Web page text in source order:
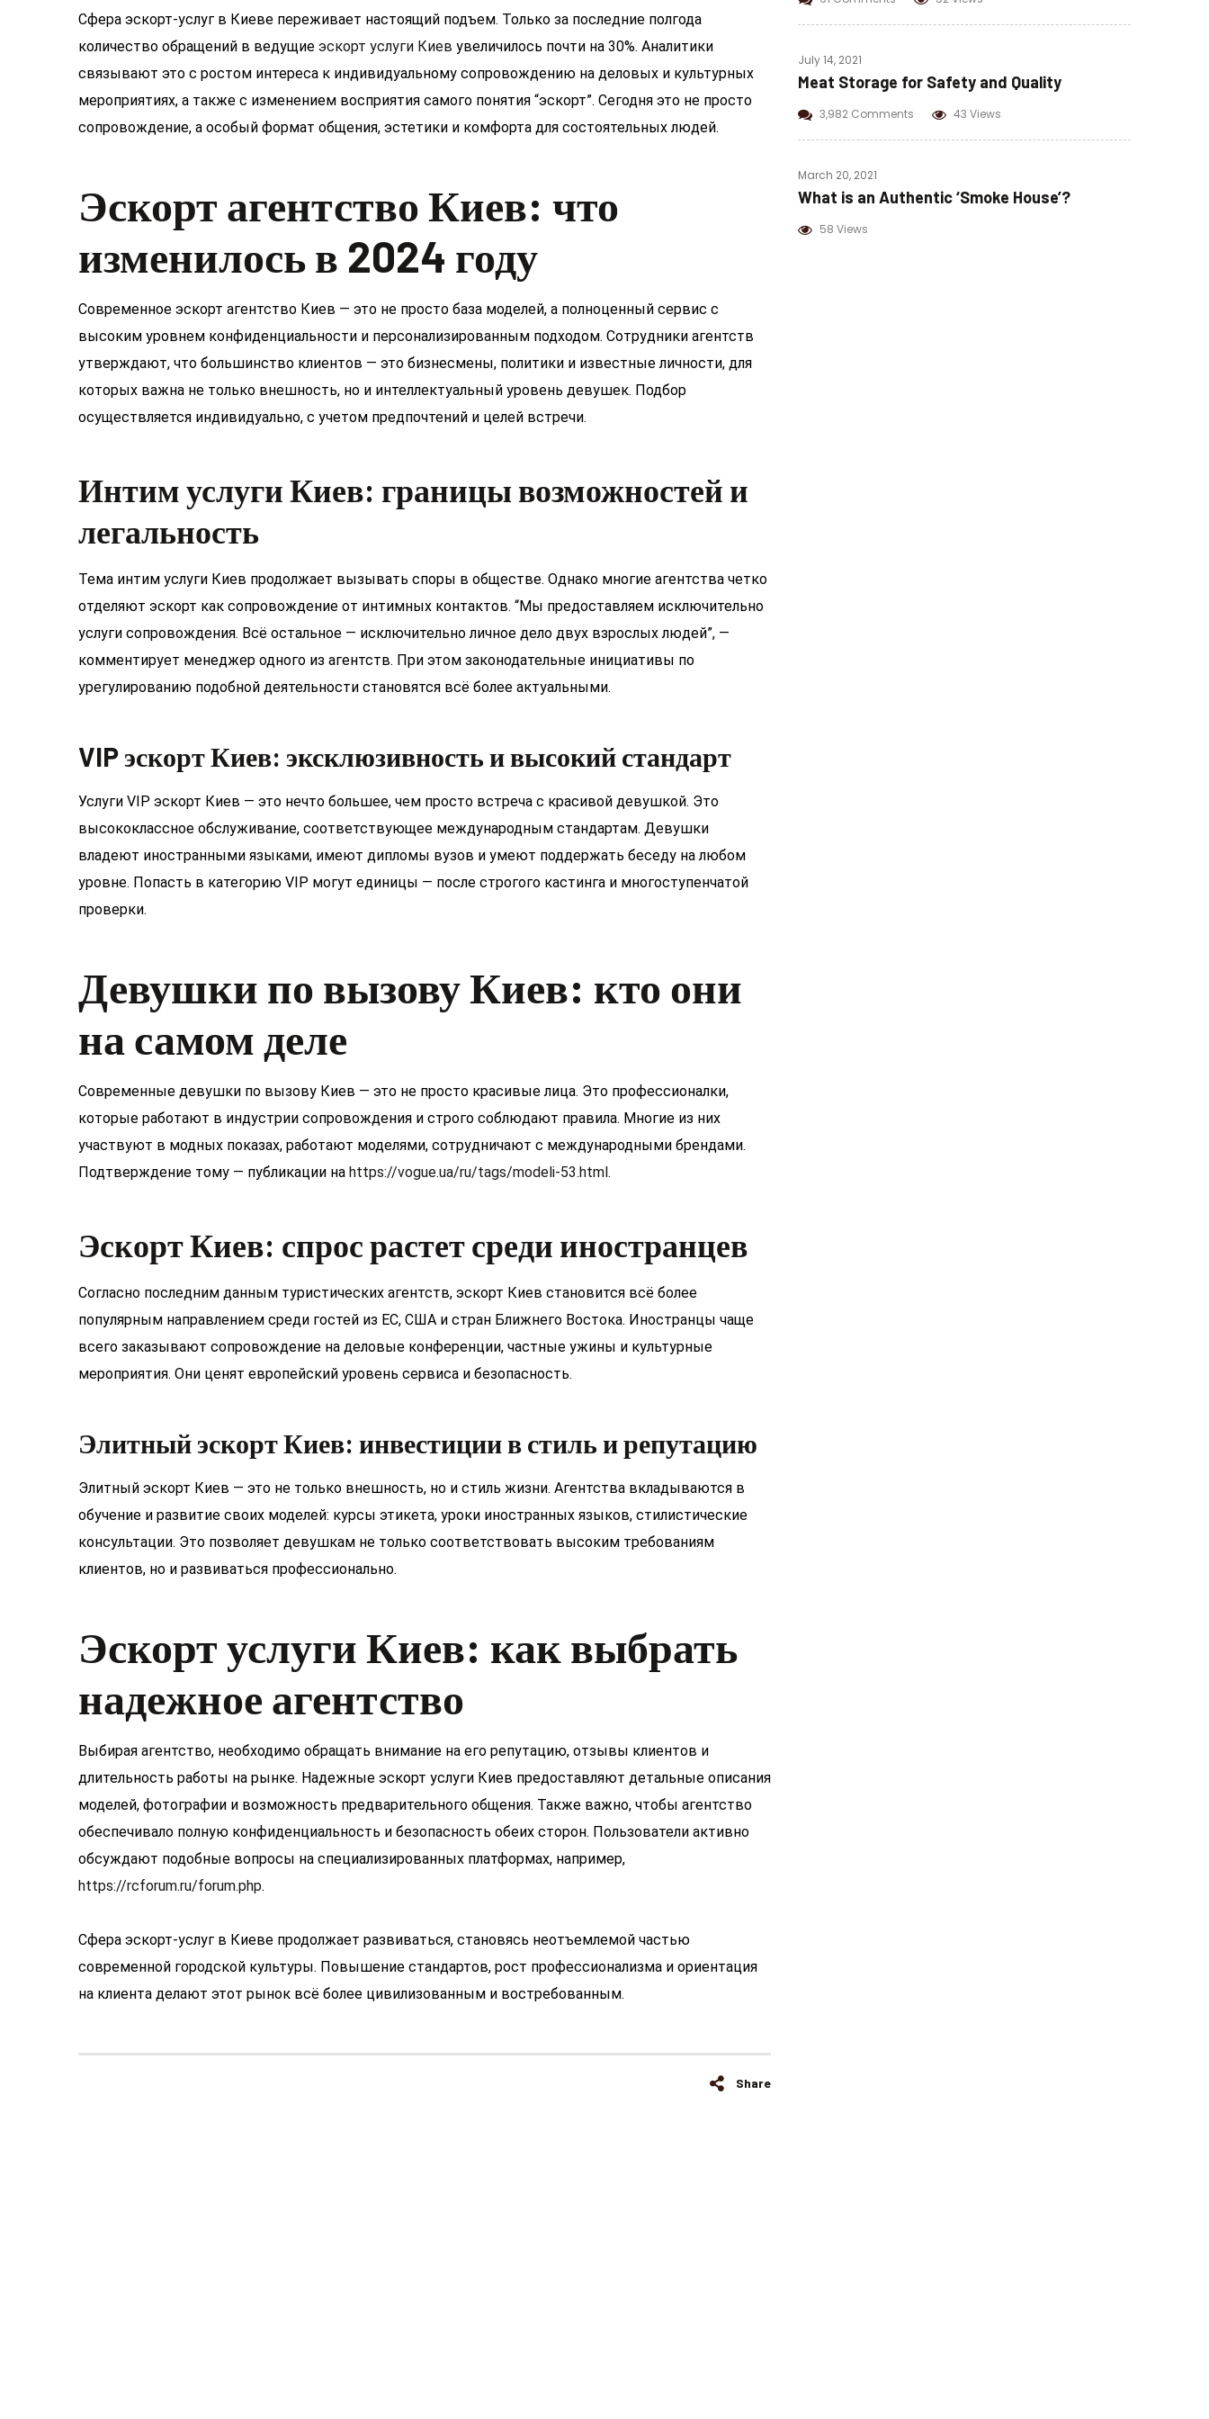
Сфера эскорт-услуг в Киеве переживает настоящий подъем. Только за последние полгода
количество обращений в ведущие эскорт услуги Киев увеличилось почти на 30%. Аналитики
связывают это с ростом интереса к индивидуальному сопровождению на деловых и культурных
мероприятиях, а также с изменением восприятия самого понятия “эскорт”. Сегодня это не просто
сопровождение, а особый формат общения, эстетики и комфорта для состоятельных людей.
Эскорт агентство Киев: что
изменилось в 2024 году
Современное эскорт агентство Киев — это не просто база моделей, а полноценный сервис с
высоким уровнем конфиденциальности и персонализированным подходом. Сотрудники агентств
утверждают, что большинство клиентов — это бизнесмены, политики и известные личности, для
которых важна не только внешность, но и интеллектуальный уровень девушек. Подбор
осуществляется индивидуально, с учетом предпочтений и целей встречи.
Интим услуги Киев: границы возможностей и
легальность
Тема интим услуги Киев продолжает вызывать споры в обществе. Однако многие агентства четко
отделяют эскорт как сопровождение от интимных контактов. “Мы предоставляем исключительно
услуги сопровождения. Всё остальное — исключительно личное дело двух взрослых людей”, —
комментирует менеджер одного из агентств. При этом законодательные инициативы по
урегулированию подобной деятельности становятся всё более актуальными.
VIP эскорт Киев: эксклюзивность и высокий стандарт
Услуги VIP эскорт Киев — это нечто большее, чем просто встреча с красивой девушкой. Это
высококлассное обслуживание, соответствующее международным стандартам. Девушки
владеют иностранными языками, имеют дипломы вузов и умеют поддержать беседу на любом
уровне. Попасть в категорию VIP могут единицы — после строгого кастинга и многоступенчатой
проверки.
Девушки по вызову Киев: кто они
на самом деле
Современные девушки по вызову Киев — это не просто красивые лица. Это профессионалки,
которые работают в индустрии сопровождения и строго соблюдают правила. Многие из них
участвуют в модных показах, работают моделями, сотрудничают с международными брендами.
Подтверждение тому — публикации на https://vogue.ua/ru/tags/modeli-53.html.
Эскорт Киев: спрос растет среди иностранцев
Согласно последним данным туристических агентств, эскорт Киев становится всё более
популярным направлением среди гостей из ЕС, США и стран Ближнего Востока. Иностранцы чаще
всего заказывают сопровождение на деловые конференции, частные ужины и культурные
мероприятия. Они ценят европейский уровень сервиса и безопасность.
Элитный эскорт Киев: инвестиции в стиль и репутацию
Элитный эскорт Киев — это не только внешность, но и стиль жизни. Агентства вкладываются в
обучение и развитие своих моделей: курсы этикета, уроки иностранных языков, стилистические
консультации. Это позволяет девушкам не только соответствовать высоким требованиям
клиентов, но и развиваться профессионально.
Эскорт услуги Киев: как выбрать
надежное агентство
Выбирая агентство, необходимо обращать внимание на его репутацию, отзывы клиентов и
длительность работы на рынке. Надежные эскорт услуги Киев предоставляют детальные описания
моделей, фотографии и возможность предварительного общения. Также важно, чтобы агентство
обеспечивало полную конфиденциальность и безопасность обеих сторон. Пользователи активно
обсуждают подобные вопросы на специализированных платформах, например,
https://rcforum.ru/forum.php.
Сфера эскорт-услуг в Киеве продолжает развиваться, становясь неотъемлемой частью
современной городской культуры. Повышение стандартов, рост профессионализма и ориентация
на клиента делают этот рынок всё более цивилизованным и востребованным.
Share
July 14, 2021
Meat Storage for Safety and Quality
3,982 Comments 43 Views
March 20, 2021
What is an Authentic ‘Smoke House’?
58 Views